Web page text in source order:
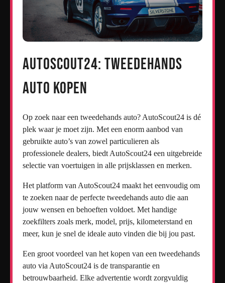
AutoScout24: Tweedehands
Auto Kopen
Op zoek naar een tweedehands auto? AutoScout24 is dé
plek waar je moet zijn. Met een enorm aanbod van
gebruikte auto’s van zowel particulieren als
professionele dealers, biedt AutoScout24 een uitgebreide
selectie van voertuigen in alle prijsklassen en merken.
Het platform van AutoScout24 maakt het eenvoudig om
te zoeken naar de perfecte tweedehands auto die aan
jouw wensen en behoeften voldoet. Met handige
zoekfilters zoals merk, model, prijs, kilometerstand en
meer, kun je snel de ideale auto vinden die bij jou past.
Een groot voordeel van het kopen van een tweedehands
auto via AutoScout24 is de transparantie en
betrouwbaarheid. Elke advertentie wordt zorgvuldig